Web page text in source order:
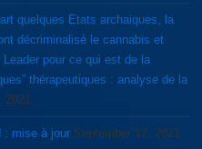
décriminalisé le cannabis et
pour ce qui est de la
thérapeutiques : analyse de la
2021
: mise à jour September 12, 2021